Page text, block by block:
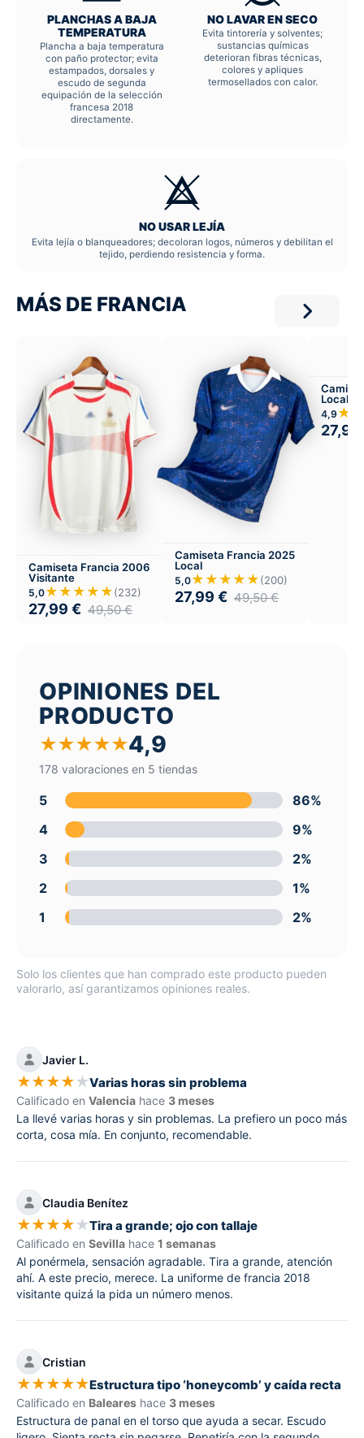
PLANCHAS A BAJA
TEMPERATURA
Plancha a baja temperatura
con paño protector; evita
estampados, dorsales y
escudo de segunda
equipación de la selección
francesa 2018
directamente.
NO LAVAR EN SECO
Evita tintorería y solventes;
sustancias químicas
deterioran fibras técnicas,
colores y apliques
termosellados con calor.
NO USAR LEJÍA
Evita lejía o blanqueadores; decoloran logos, números y debilitan el
tejido, perdiendo resistencia y forma.
MÁS DE FRANCIA
Camiseta Francia 2006
Visitante
5,0★★★★★(232)
27,99 € 49,50€
Camiseta Francia 2025
Local
5,0★★★★★(200)
27,99 € 49,50€
Local
4,9
27,99
OPINIONES DEL
PRODUCTO
★★★★★4,9
178 valoraciones en 5 tiendas
5
86%
4
9%
3
2%
2
1%
1
2%
Solo los clientes que han comprado este producto pueden
valorarlo, así garantizamos opiniones reales.
Javier L.
★★★★★Varias horas sin problema
Calificado en Valencia hace 3 meses
La llevé varias horas y sin problemas. La prefiero un poco más
corta, cosa mía. En conjunto, recomendable.
Claudia Benítez
★★★★★Tira a grande; ojo con tallaje
Calificado en Sevilla hace 1 semanas
Al ponérmela, sensación agradable. Tira a grande, atención
ahí. A este precio, merece. La uniforme de francia 2018
visitante quizá la pida un número menos.
Cristian
★★★★★Estructura tipo ‘honeycomb’ y caída recta
Calificado en Baleares hace 3 meses
Estructura de panal en el torso que ayuda a secar. Escudo